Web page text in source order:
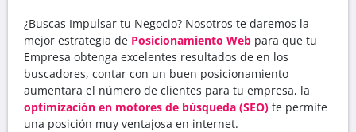
¿Buscas Impulsar tu Negocio? Nosotros te daremos la
mejor estrategia de Posicionamiento Web para que tu
Empresa obtenga excelentes resultados de en los
buscadores, contar con un buen posicionamiento
aumentara el número de clientes para tu empresa, la
optimización en motores de búsqueda (SEO) te permite
una posición muy ventajosa en internet.